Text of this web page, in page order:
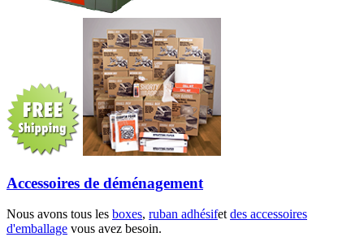
Accessoires de déménagement
Nous avons tous les boxes, ruban adhésifet des accessoires
d'emballage vous avez besoin.